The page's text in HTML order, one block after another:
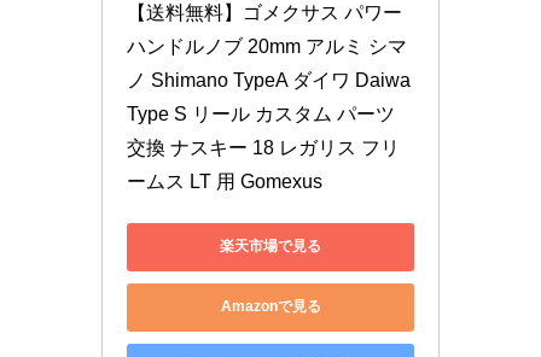
【送料無料】ゴメクサス パワー
ハンドルノブ 20mm アルミ シマ
ノ Shimano TypeA ダイワ Daiwa
Type S リール カスタム パーツ
交換 ナスキー 18 レガリス フリ
ームス LT 用 Gomexus
楽天市場で見る
Amazonで見る